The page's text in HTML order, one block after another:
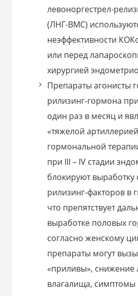
левоноргестрел-
(ЛНГ-ВМС)
неэффективности
или перед
хирургией
Препараты агонисты
рилизинг-гормона
один раз в месяц и
«тяжелой
гормональной
при III – IV стадии
блокируют выработку
рилизинг-факторов в
что препятствует
выработке половых
согласно женскому
препараты могут
«приливы», снижение
влагалища, симптомы